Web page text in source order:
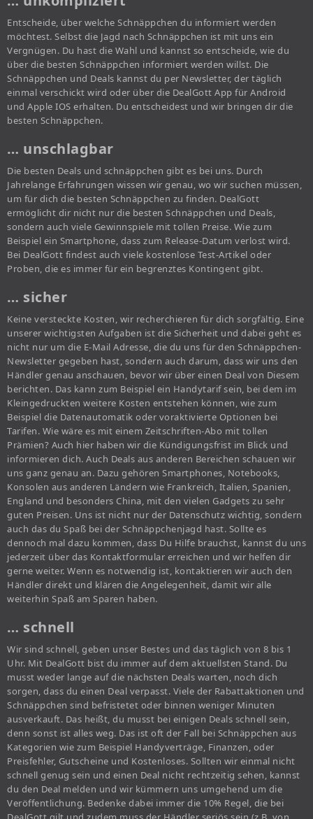
Entscheide, über welche Schnäppchen du informiert werden
möchtest. Selbst die Jagd nach Schnäppchen ist mit uns ein
Vergnügen. Du hast die Wahl und kannst so entscheide, wie du
über die besten Schnäppchen informiert werden willst. Die
Schnäppchen und Deals kannst du per Newsletter, der täglich
einmal verschickt wird oder über die DealGott App für Android
und Apple IOS erhalten. Du entscheidest und wir bringen dir die
besten Schnäppchen.
… unschlagbar
Die besten Deals und schnäppchen gibt es bei uns. Durch
Jahrelange Erfahrungen wissen wir genau, wo wir suchen müssen,
um für dich die besten Schnäppchen zu finden. DealGott
ermöglicht dir nicht nur die besten Schnäppchen und Deals,
sondern auch viele Gewinnspiele mit tollen Preise. Wie zum
Beispiel ein Smartphone, dass zum Release-Datum verlost wird.
Bei DealGott findest auch viele kostenlose Test-Artikel oder
Proben, die es immer für ein begrenztes Kontingent gibt.
… sicher
Keine versteckte Kosten, wir recherchieren für dich sorgfältig. Eine
unserer wichtigsten Aufgaben ist die Sicherheit und dabei geht es
nicht nur um die E-Mail Adresse, die du uns für den Schnäppchen-
Newsletter gegeben hast, sondern auch darum, dass wir uns den
Händler genau anschauen, bevor wir über einen Deal von Diesem
berichten. Das kann zum Beispiel ein Handytarif sein, bei dem im
Kleingedruckten weitere Kosten entstehen können, wie zum
Beispiel die Datenautomatik oder voraktivierte Optionen bei
Tarifen. Wie wäre es mit einem Zeitschriften-Abo mit tollen
Prämien? Auch hier haben wir die Kündigungsfrist im Blick und
informieren dich. Auch Deals aus anderen Bereichen schauen wir
uns ganz genau an. Dazu gehören Smartphones, Notebooks,
Konsolen aus anderen Ländern wie Frankreich, Italien, Spanien,
England und besonders China, mit den vielen Gadgets zu sehr
guten Preisen. Uns ist nicht nur der Datenschutz wichtig, sondern
auch das du Spaß bei der Schnäppchenjagd hast. Sollte es
dennoch mal dazu kommen, dass Du Hilfe brauchst, kannst du uns
jederzeit über das Kontaktformular erreichen und wir helfen dir
gerne weiter. Wenn es notwendig ist, kontaktieren wir auch den
Händler direkt und klären die Angelegenheit, damit wir alle
weiterhin Spaß am Sparen haben.
… schnell
Wir sind schnell, geben unser Bestes und das täglich von 8 bis 1
Uhr. Mit DealGott bist du immer auf dem aktuellsten Stand. Du
musst weder lange auf die nächsten Deals warten, noch dich
sorgen, dass du einen Deal verpasst. Viele der Rabattaktionen und
Schnäppchen sind befristetet oder binnen weniger Minuten
ausverkauft. Das heißt, du musst bei einigen Deals schnell sein,
denn sonst ist alles weg. Das ist oft der Fall bei Schnäppchen aus
Kategorien wie zum Beispiel Handyverträge, Finanzen, oder
Preisfehler, Gutscheine und Kostenloses. Sollten wir einmal nicht
schnell genug sein und einen Deal nicht rechtzeitig sehen, kannst
du den Deal melden und wir kümmern uns umgehend um die
Veröffentlichung. Bedenke dabei immer die 10% Regel, die bei